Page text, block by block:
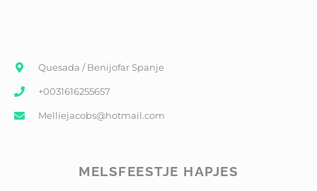
Quesada / Benijofar Spanje
+0031616255657
Melliejacobs@hotmail.com
MELSFEESTJE HAPJES